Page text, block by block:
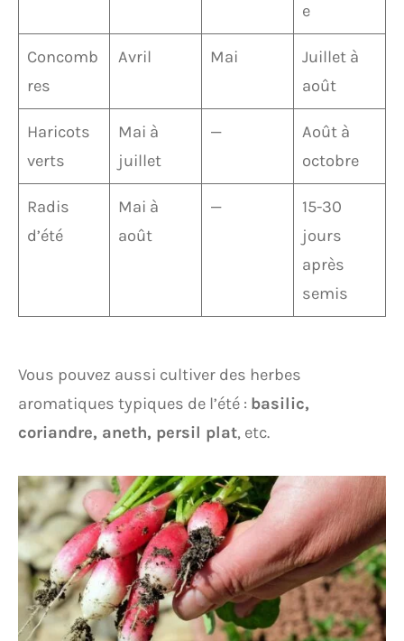
e
Concomb
res
Avril Mai
Juillet à
août
Haricots
verts
Mai à
juillet
—
Août à
octobre
Radis
d’été
Mai à
août
—
15-30
jours
après
semis
Vous pouvez aussi cultiver des herbes
aromatiques typiques de l’été : basilic,
coriandre, aneth, persil plat, etc.